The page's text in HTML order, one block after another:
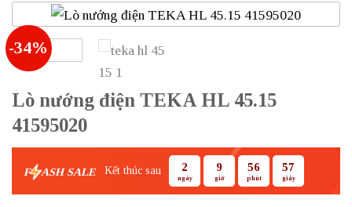
-34%
Lò nướng điện TEKA HL 45.15
41595020
F ASH SALE Kết thúc sau 2
ngày
9
giờ
56
phút
56
giây